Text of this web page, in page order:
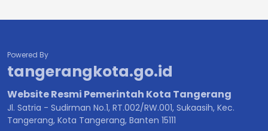
Powered By
tangerangkota.go.id
Website Resmi Pemerintah Kota Tangerang
Jl. Satria - Sudirman No.1, RT.002/RW.001, Sukaasih, Kec.
Tangerang, Kota Tangerang, Banten 15111